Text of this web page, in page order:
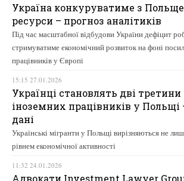
Україна конкуруватиме з
ресурси – прогноз аналітиків
Під час масштабної відбудови України дефіцит
стримуватиме економічний розвиток на фоні
працівників у Європі
15:15 27.01.2026
Українці становлять дві третини
іноземних працівників у Польщі
дані
Українські мігранти у Польщі вирізняються не
рівнем економічної активності
11:32 24.01.2026
Адвокати Investment Lawyer